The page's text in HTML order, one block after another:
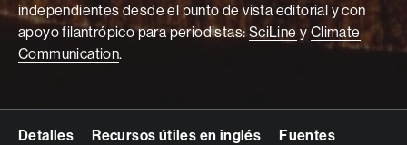
independientes desde el punto de vista editorial y con
apoyo filantrópico para periodistas: SciLine y Climate
Communication.
Detalles Recursos útiles en inglés Fuentes